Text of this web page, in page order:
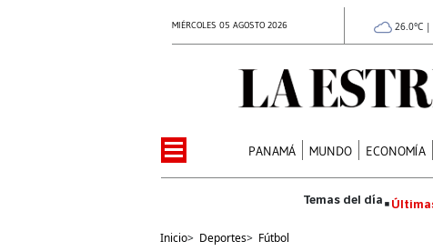
MIÉRCOLES 05 AGOSTO 2026 26.0°C |
PANAMÁ MUNDO ECONOMÍA
Inicio> Deportes> Fútbol